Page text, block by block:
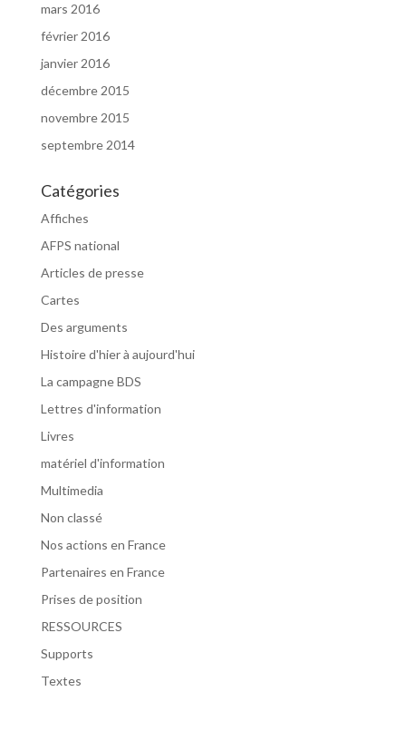
mars 2016
février 2016
janvier 2016
décembre 2015
novembre 2015
septembre 2014
Catégories
Affiches
AFPS national
Articles de presse
Cartes
Des arguments
Histoire d'hier à aujourd'hui
La campagne BDS
Lettres d'information
Livres
matériel d'information
Multimedia
Non classé
Nos actions en France
Partenaires en France
Prises de position
RESSOURCES
Supports
Textes